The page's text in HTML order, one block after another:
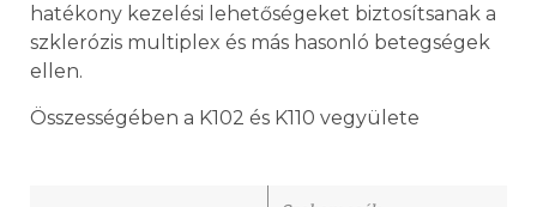
hatékony kezelési lehetőségeket biztosítsanak a
szklerózis multiplex és más hasonló betegségek
ellen.
Összességében a K102 és K110 vegyülete